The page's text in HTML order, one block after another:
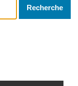
Recherche